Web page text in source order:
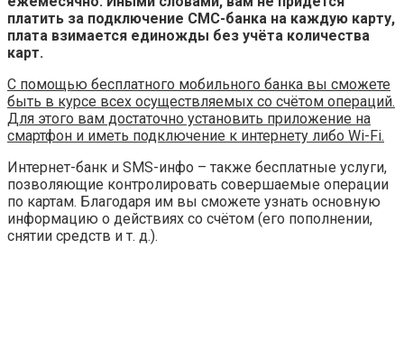
платить за подключение СМС-банка на каждую карту,
плата взимается единожды без учёта количества
карт.
С помощью бесплатного мобильного банка вы сможете
быть в курсе всех осуществляемых со счётом операций.
Для этого вам достаточно установить приложение на
смартфон и иметь подключение к интернету либо Wi-Fi.
Интернет-банк и SMS-инфо – также бесплатные услуги,
позволяющие контролировать совершаемые операции
по картам. Благодаря им вы сможете узнать основную
информацию о действиях со счётом (его пополнении,
снятии средств и т. д.).